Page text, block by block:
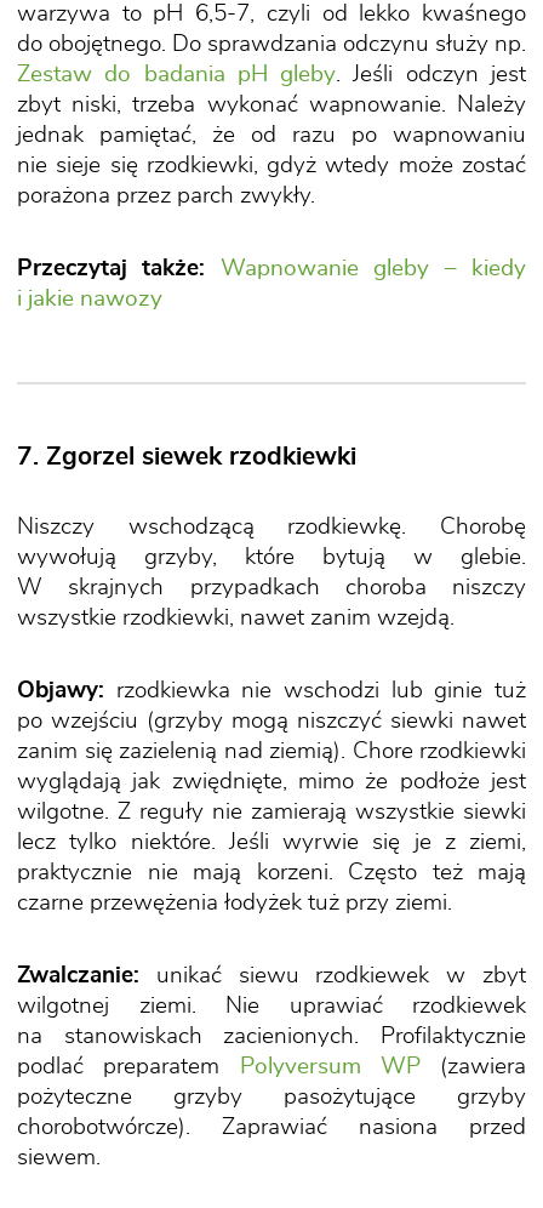
warzywa to pH 6,5-7, czyli od lekko kwaśnego
do obojętnego. Do sprawdzania odczynu służy np.
Zestaw do badania pH gleby. Jeśli odczyn jest
zbyt niski, trzeba wykonać wapnowanie. Należy
jednak pamiętać, że od razu po wapnowaniu
nie sieje się rzodkiewki, gdyż wtedy może zostać
porażona przez parch zwykły.
Przeczytaj także:
Wapnowanie gleby – kiedy
i jakie nawozy
7. Zgorzel siewek rzodkiewki
Niszczy wschodzącą rzodkiewkę. Chorobę
wywołują grzyby, które bytują w glebie.
W skrajnych przypadkach choroba niszczy
wszystkie rzodkiewki, nawet zanim wzejdą.
Objawy: rzodkiewka nie wschodzi lub ginie tuż
po wzejściu (grzyby mogą niszczyć siewki nawet
zanim się zazielenią nad ziemią). Chore rzodkiewki
wyglądają jak zwiędnięte, mimo że podłoże jest
wilgotne. Z reguły nie zamierają wszystkie siewki
lecz tylko niektóre. Jeśli wyrwie się je z ziemi,
praktycznie nie mają korzeni. Często też mają
czarne przewężenia łodyżek tuż przy ziemi.
Zwalczanie: unikać siewu rzodkiewek w zbyt
wilgotnej ziemi. Nie uprawiać rzodkiewek
na stanowiskach zacienionych. Profilaktycznie
podlać preparatem
Polyversum WP(zawiera
pożyteczne grzyby pasożytujące grzyby
chorobotwórcze). Zaprawiać nasiona przed
siewem.